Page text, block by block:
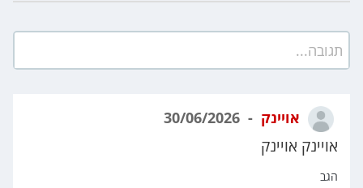
תגובה...
אויינק
אויינק אויינק
הגב